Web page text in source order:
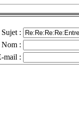
Sujet :
Nom :
mail :